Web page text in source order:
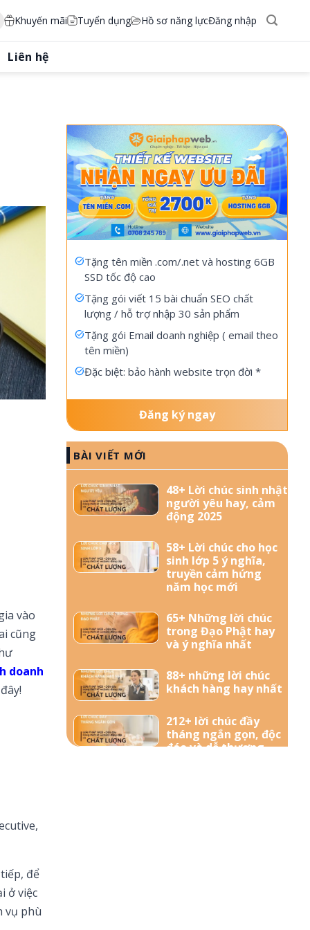
Khuyến mãi Tuyển dụng Hồ sơ năng lựcĐăng nhập
Liên hệ
vào
cũng
doanh
để
ở việc
vụ phù
Tặng tên miền .com/.net và hosting 6GB
SSD tốc độ cao
Tặng gói viết 15 bài chuẩn SEO chất
lượng / hỗ trợ nhập 30 sản phẩm
Tặng gói Email doanh nghiệp ( email theo
tên miền)
Đặc biệt: bảo hành website trọn đời *
Đăng ký ngay
BÀI VIẾT MỚI
48+ Lời chúc sinh nhật
người yêu hay, cảm
động 2025
58+ Lời chúc cho học
sinh lớp 5 ý nghĩa,
truyền cảm hứng
năm học mới
65+ Những lời chúc
trong Đạo Phật hay
và ý nghĩa nhất
88+ những lời chúc
khách hàng hay nhất
212+ lời chúc đầy
tháng ngắn gọn, độc
đáo và dễ thương